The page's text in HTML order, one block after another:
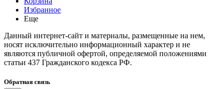
Избранное
Еще
Данный интернет-сайт и материалы, размещенные на нем,
носят исключительно информационный характер и не
являются публичной офертой, определяемой положениями
статьи 437 Гражданского кодекса РФ.
Обратная связь